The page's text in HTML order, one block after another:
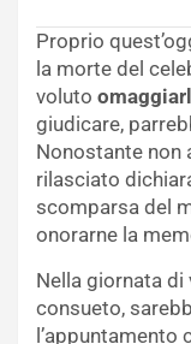
Proprio
la morte del
voluto
giudicare,
Nonostante non
rilasciato
scomparsa del
onorarne la
Nella giornata
consueto,
l’appuntamento